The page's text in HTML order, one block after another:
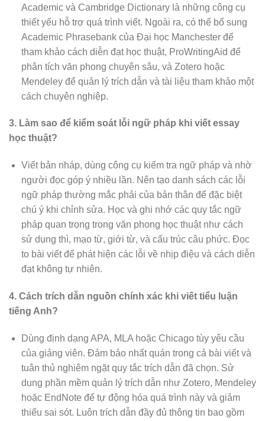
Academic và Cambridge Dictionary là những công cụ
thiết yếu hỗ trợ quá trình viết. Ngoài ra, có thể bổ sung
Academic Phrasebank của Đại học Manchester để
tham khảo cách diễn đạt học thuật, ProWritingAid để
phân tích văn phong chuyên sâu, và Zotero hoặc
Mendeley để quản lý trích dẫn và tài liệu tham khảo một
cách chuyên nghiệp.
3. Làm sao để kiểm soát lỗi ngữ pháp khi viết essay
học thuật?
Viết bản nháp, dùng công cụ kiểm tra ngữ pháp và nhờ
người đọc góp ý nhiều lần. Nên tạo danh sách các lỗi
ngữ pháp thường mắc phải của bản thân để đặc biệt
chú ý khi chỉnh sửa. Học và ghi nhớ các quy tắc ngữ
pháp quan trọng trong văn phong học thuật như cách
sử dụng thì, mạo từ, giới từ, và cấu trúc câu phức. Đọc
to bài viết để phát hiện các lỗi về nhịp điệu và cách diễn
đạt không tự nhiên.
4. Cách trích dẫn nguồn chính xác khi viết tiểu luận
tiếng Anh?
Dùng định dạng APA, MLA hoặc Chicago tùy yêu cầu
của giảng viên. Đảm bảo nhất quán trong cả bài viết và
tuân thủ nghiêm ngặt quy tắc trích dẫn đã chọn. Sử
dụng phần mềm quản lý trích dẫn như Zotero, Mendeley
hoặc EndNote để tự động hóa quá trình này và giảm
thiểu sai sót. Luôn trích dẫn đầy đủ thông tin bao gồm